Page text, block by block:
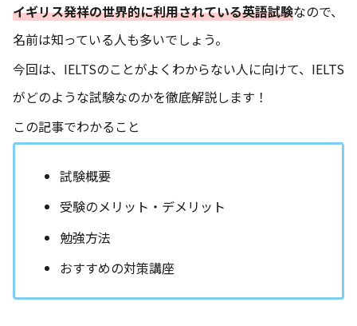
イギリス発祥の世界的に利用されている英語試験なので、
名前は知っている人も多いでしょう。
今回は、IELTSのことがよくわからない人に向けて、IELTS
がどのような試験なのかを徹底解説します！
この記事でわかること
試験概要
受験のメリット・デメリット
勉強方法
おすすめの対策講座